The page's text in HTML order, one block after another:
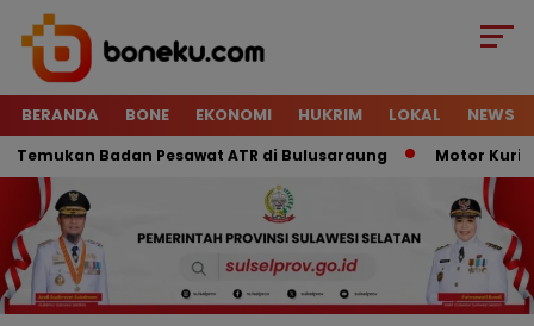
BERANDA BONE EKONOMI HUKRIM LOKAL NEWS
Badan Pesawat ATR di Bulusaraung Motor Kurir